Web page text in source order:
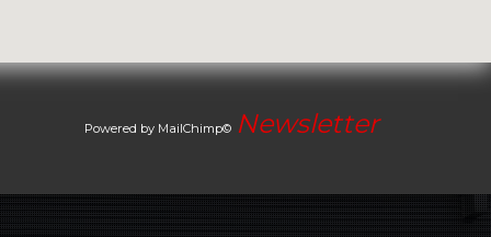
Powered by MailChimp© Newsletter